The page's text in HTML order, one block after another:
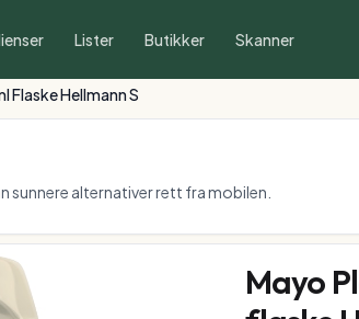
Lister Butikker Skanner
Flaske Hellmann S
sunnere alternativer rett fra mobilen.
Mayo